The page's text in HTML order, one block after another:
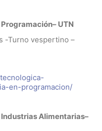
UTN
-Turno vespertino –
en-programacion/
Alimentarias–